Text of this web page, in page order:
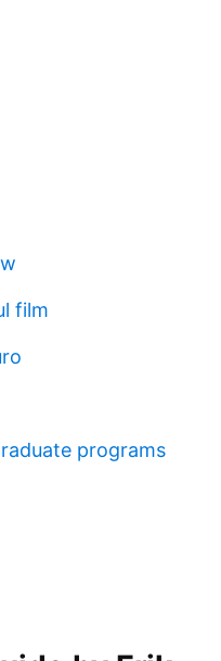
film
programs